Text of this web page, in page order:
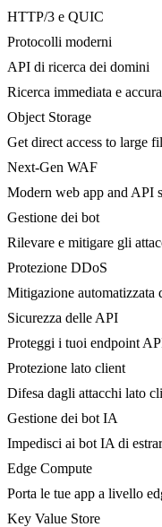
HTTP/3 e QUIC
Protocolli moderni
API di ricerca dei domini
Ricerca immediata e
Object Storage
Get direct access to large
Next-Gen WAF
Modern web app and API
Gestione dei bot
Rilevare e mitigare gli
Protezione DDoS
Mitigazione automatizzata
Sicurezza delle API
Proteggi i tuoi endpoint
Protezione lato client
Difesa dagli attacchi lato
Gestione dei bot IA
Impedisci ai bot IA di
Edge Compute
Porta le tue app a livello
Key Value Store